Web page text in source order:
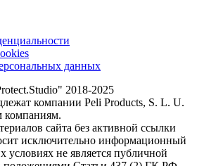
данных
2018-2025
компании Peli Products, S. L. U.
компаниям.
сайта без активной ссылки
исключительно информационный
условиях не является публичной